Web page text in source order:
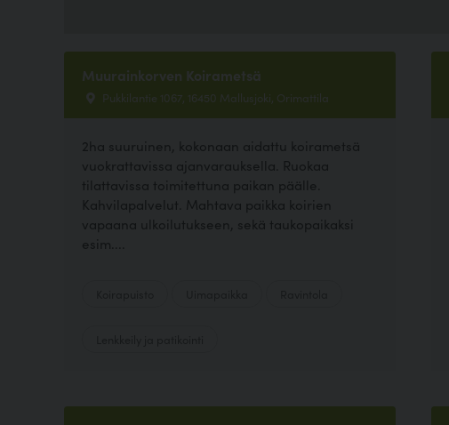
Muurainkorven Koirametsä
Pukkilantie 1067, 16450 Mallusjoki, Orimattila
2ha suuruinen, kokonaan aidattu koirametsä
vuokrattavissa ajanvarauksella. Ruokaa
tilattavissa toimitettuna paikan päälle.
Kahvilapalvelut. Mahtava paikka koirien
vapaana ulkoilutukseen, sekä taukopaikaksi
esim....